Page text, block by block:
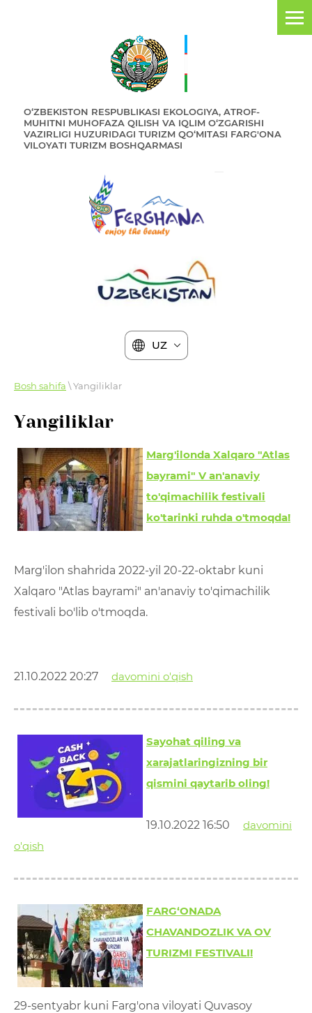
O‘ZBEKISTON RESPUBLIKASI EKOLOGIYA, ATROF-
MUHITNI MUHOFAZA QILISH VA IQLIM O‘ZGARISHI
VAZIRLIGI HUZURIDAGI TURIZM QO‘MITASI FARG'ONA
VILOYATI TURIZM BOSHQARMASI
UZ
Bosh sahifa \ Yangiliklar
Yangiliklar
Marg'ilonda Xalqaro "Atlas
bayrami" V an'anaviy
to'qimachilik festivali
ko'tarinki ruhda o'tmoqda!
Marg'ilon shahrida 2022-yil 20-22-oktabr kuni
Xalqaro "Atlas bayrami" an'anaviy to'qimachilik
festivali bo'lib o'tmoqda.
21.10.2022 20:27 davomini o'qish
Sayohat qiling va
xarajatlaringizning bir
qismini qaytarib oling!
19.10.2022 16:50
davomini
o'qish
FARG‘ONADA
CHAVANDOZLIK VA OV
TURIZMI FESTIVALI!
29-sentyabr kuni Farg'ona viloyati Quvasoy